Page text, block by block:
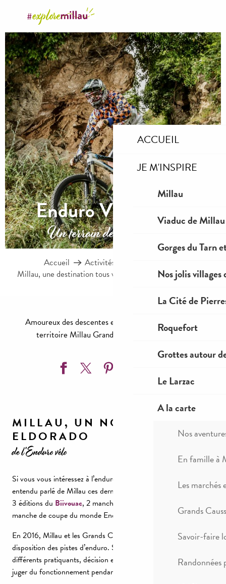
contenu
principal
ACCUEIL
JE M'INSPIRE
Millau
Viaduc de Millau
Gorges du Tarn
Nos jolis villages
La Cité de
Roquefort
Grottes autour
Le Larzac
A la carte
Nos
En famille à
Les marchés
Grands
Savoir-faire
Randonnées
Enduro VTT Millau
Un terrain de jeu particulier
Accueil
Activités nature & loisirs
Millau, une destination tous vélos
Enduro VTT Millau
Amoureux des descentes et adeptes de sensations, le
territoire Millau Grands Causses vous attend !
MILLAU, UN NOUVEL
ELDORADO
de l'Enduro vélo
Si vous vous intéressez à l’enduro, vous avez sans doute
entendu parlé de Millau ces dernières années.
3 éditions du Biivouac, 2 manches de
manche de coupe du monde Enduro World Series
En 2016, Millau et les Grands Causses décident de mettre à
disposition des pistes d’enduro. Soucieux de faire coïncider les
différents pratiquants, décision est prise de sortir 3 pistes et de
juger du fonctionnement pendant une année.